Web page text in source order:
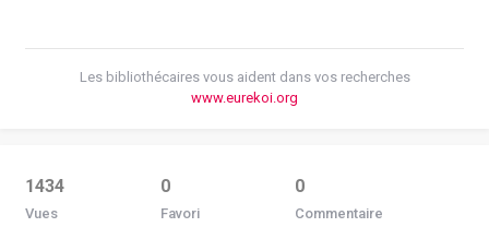
Les bibliothécaires vous aident dans vos recherches
www.eurekoi.org
1434
Vues
0
Favori
0
Commentaire